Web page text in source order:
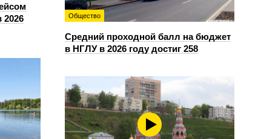
Общество
Средний проходной балл на бюджет
в НГЛУ в 2026 году достиг 258